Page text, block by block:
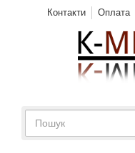
Контакти Оплата